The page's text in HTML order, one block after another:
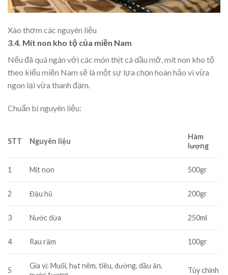
Xào thơm các nguyên liệu
3.4. Mít non kho tộ của miền Nam
Nếu đã quá ngán với các món thịt cá dầu mỡ, mít non kho tộ
theo kiểu miền Nam sẽ là một sự lựa chọn hoàn hảo vì vừa
ngon lại vừa thanh đạm.
Chuẩn bị nguyên liệu:
STT Nguyên liệu
Hàm
lượng
1 Mít non 500gr
2 Đậu hũ 200gr
3 Nước dừa 250ml
4 Rau răm 100gr
5
Gia vị: Muối, hạt nêm, tiêu, đường, dầu ăn,
Tùy chỉnh